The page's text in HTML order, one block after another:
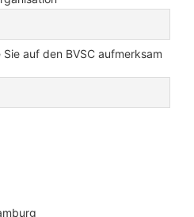
auf den BVSC aufmerksam